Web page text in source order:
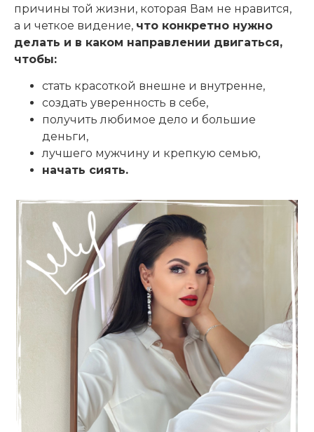
причины той жизни, которая Вам не нравится,
а и четкое видение, что конкретно нужно
делать и в каком направлении двигаться,
чтобы:
стать красоткой внешне и внутренне,
создать уверенность в себе,
получить любимое дело и большие
деньги,
лучшего мужчину и крепкую семью,
начать сиять.